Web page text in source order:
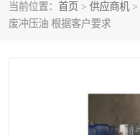
当前位置： 首页 > 供应商机 >
废冲压油 根据客户要求
碳氢二氯回收